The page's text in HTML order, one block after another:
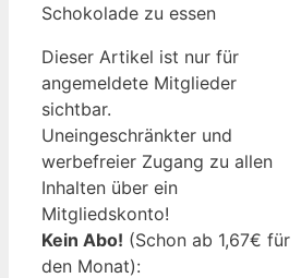
Schokolade zu essen
Dieser Artikel ist nur für
angemeldete Mitglieder
sichtbar.
Uneingeschränkter und
werbefreier Zugang zu allen
Inhalten über ein
Mitgliedskonto!
Kein Abo! (Schon ab 1,67€ für
den Monat):